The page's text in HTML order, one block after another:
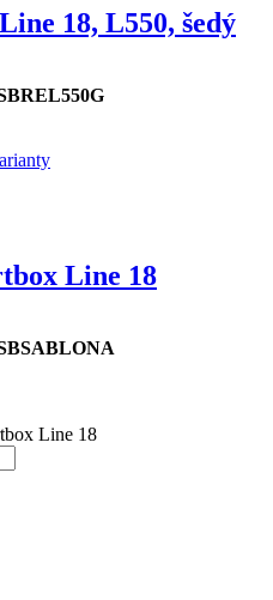
18, L550, šedý
Line 18
Line 18